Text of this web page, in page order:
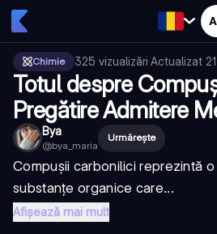
Chimie 325 vizualizări·Actualizat
Totul despre
Pregătire Admitere
Bya
@bya_maria
Urmărește
Compușii carbonilici reprezintă
substanțe organice care...
Afișează mai mult